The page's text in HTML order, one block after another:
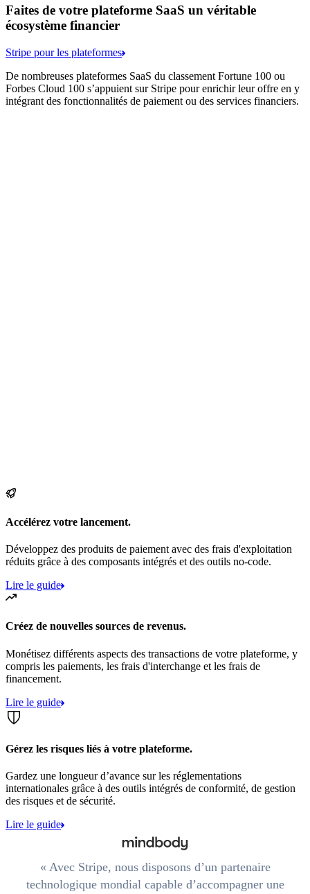
Faites de votre plateforme SaaS un véritable
écosystème financier
Stripe pour les plateformes
De nombreuses plateformes SaaS du classement Fortune 100 ou
Forbes Cloud 100 s’appuient sur Stripe pour enrichir leur offre en y
intégrant des fonctionnalités de paiement ou des services financiers.
Accélérez votre lancement.
Développez des produits de paiement avec des frais d'exploitation
réduits grâce à des composants intégrés et des outils no-code.
Lire le guide
Créez de nouvelles sources de revenus.
Monétisez différents aspects des transactions de votre plateforme, y
compris les paiements, les frais d'interchange et les frais de
financement.
Lire le guide
Gérez les risques liés à votre plateforme.
Gardez une longueur d’avance sur les réglementations
internationales grâce à des outils intégrés de conformité, de gestion
des risques et de sécurité.
Lire le guide
Avec Stripe, nous disposons d’un partenaire
technologique mondial capable d’accompagner une